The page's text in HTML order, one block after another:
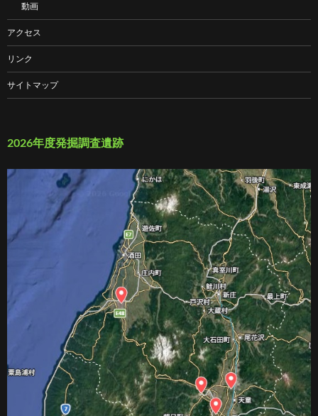
動画
アクセス
リンク
サイトマップ
2026年度発掘調査遺跡